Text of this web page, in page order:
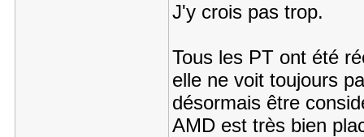
J'y crois pas trop.
Tous les PT ont été
elle ne voit toujours
désormais être
AMD est très bien